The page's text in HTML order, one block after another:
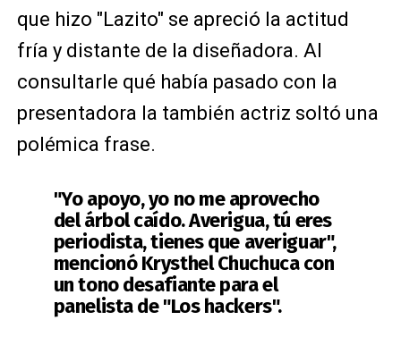
que hizo "Lazito" se apreció la actitud
fría y distante de la diseñadora. Al
consultarle qué había pasado con la
presentadora la también actriz soltó una
polémica frase.
"Yo apoyo, yo no me aprovecho
del árbol caído. Averigua, tú eres
periodista, tienes que averiguar",
mencionó Krysthel Chuchuca con
un tono desafiante para el
panelista de "Los hackers".